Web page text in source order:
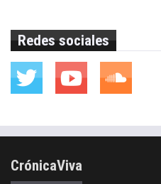
Redes sociales
CrónicaViva